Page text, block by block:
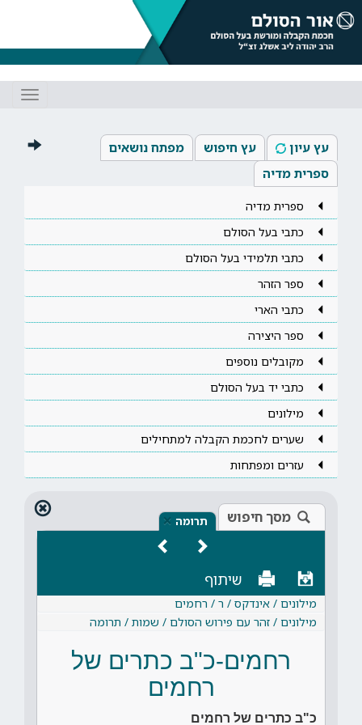
עץ עיון עץ חיפוש
מפתח נושאים
ספרית מדיה
ספרית מדיה
כתבי בעל הסולם
כתבי תלמידי בעל הסולם
ספר הזהר
כתבי הארי
ספר היצירה
מקובלים נוספים
כתבי יד בעל הסולם
מילונים
שערים לחכמת הקבלה למתחילים
עזרים ומפתחות
מסך חיפוש תרומה ×
שיתוף
מילונים / אינדקס / ר / רחמים
מילונים / זהר עם פירוש הסולם / שמות / תרומה
רחמים-כ"ב כתרים של
רחמים
כ"ב כתרים של רחמים